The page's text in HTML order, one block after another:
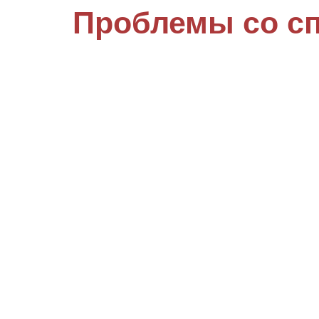
Проблемы со